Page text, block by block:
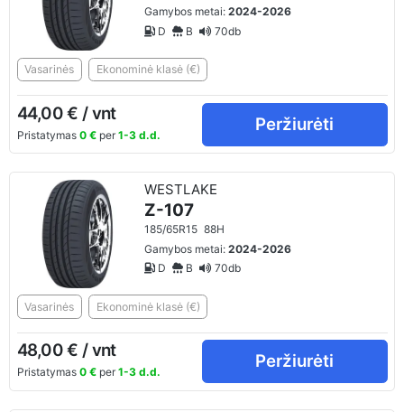
Gamybos metai:2024-2026
D
B 70db
Vasarinės Ekonominė klasė (€)
44,00 € / vnt
Pristatymas 0 €per 1-3 d.d.
Peržiurėti
WESTLAKE
Z-107
185/65R15 88H
Gamybos metai:2024-2026
D
B 70db
Vasarinės Ekonominė klasė (€)
48,00 € / vnt
Pristatymas 0 €per 1-3 d.d.
Peržiurėti